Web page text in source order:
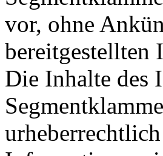
vor, ohne
bereitgestellten
Die Inhalte des